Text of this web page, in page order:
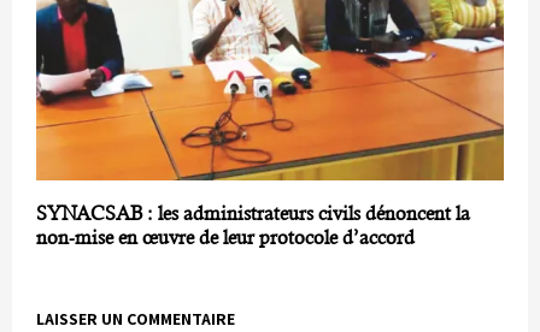
SYNACSAB : les administrateurs civils dénoncent la
non-mise en œuvre de leur protocole d’accord
LAISSER UN COMMENTAIRE